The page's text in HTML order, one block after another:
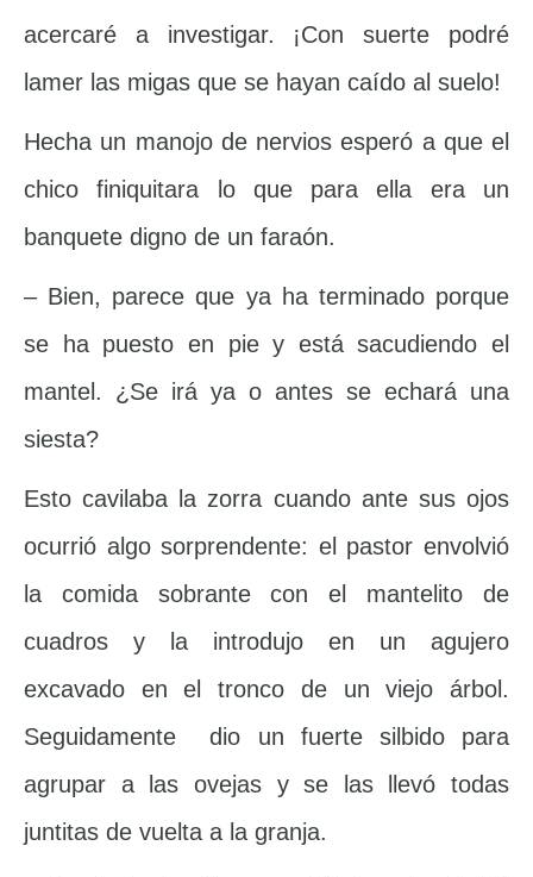
acercaré a investigar. ¡Con suerte podré
lamer las migas que se hayan caído al suelo!
Hecha un manojo de nervios esperó a que el
chico finiquitara lo que para ella era un
banquete digno de un faraón.
– Bien, parece que ya ha terminado porque
se ha puesto en pie y está sacudiendo el
mantel. ¿Se irá ya o antes se echará una
siesta?
Esto cavilaba la zorra cuando ante sus ojos
ocurrió algo sorprendente: el pastor envolvió
la comida sobrante con el mantelito de
cuadros y la introdujo en un agujero
excavado en el tronco de un viejo árbol.
Seguidamente dio un fuerte silbido para
agrupar a las ovejas y se las llevó todas
juntitas de vuelta a la granja.